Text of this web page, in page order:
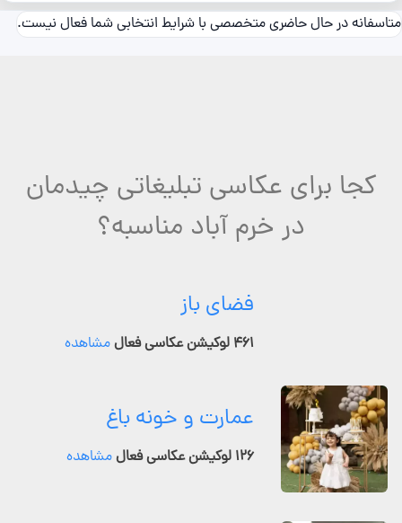
متاسفانه در حال حاضری متخصصی با شرایط انتخابی شما فعال نیست.
کجا برای عکاسی تبلیغاتی چیدمان
در خرم آباد مناسبه؟
فضای باز
۴۶۱ لوکیشن عکاسی فعال مشاهده
عمارت و خونه باغ
۱۲۶ لوکیشن عکاسی فعال مشاهده